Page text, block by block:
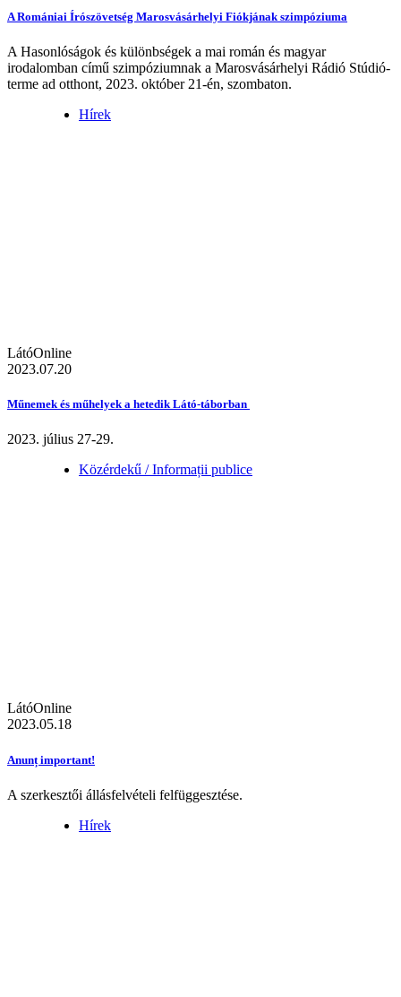
A Romániai Írószövetség Marosvásárhelyi Fiókjának szimpóziuma
A Hasonlóságok és különbségek a mai román és magyar
irodalomban című szimpóziumnak a Marosvásárhelyi Rádió Stúdió-
terme ad otthont, 2023. október 21-én, szombaton.
Hírek
LátóOnline
2023.07.20
Műnemek és műhelyek a hetedik Látó-táborban
2023. július 27-29.
Közérdekű / Informații publice
LátóOnline
2023.05.18
Anunț important!
A szerkesztői állásfelvételi felfüggesztése.
Hírek